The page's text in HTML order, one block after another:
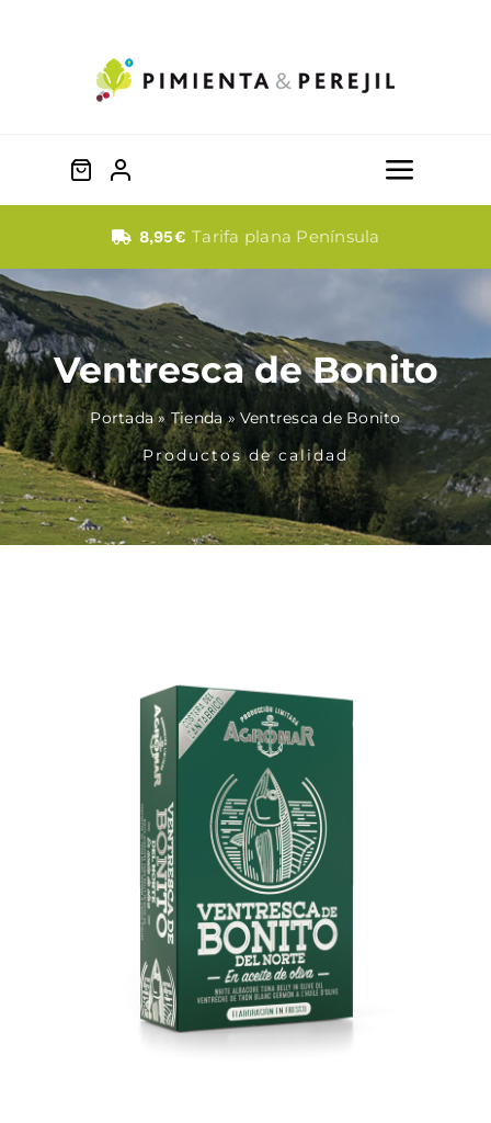
Toggle
Dulces
Fabada
Embutidos
Bebidas
8,95€Tarifa plana Península
Ventresca de Bonito
Portada» Tienda»Ventresca de Bonito
Productos de calidad